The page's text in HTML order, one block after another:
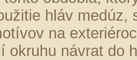
hláv
na
okruhu návrat do